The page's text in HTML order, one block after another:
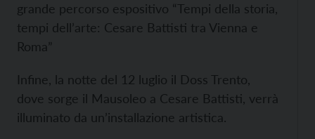
grande percorso espositivo “Tempi della storia,
tempi dell’arte: Cesare Battisti tra Vienna e
Roma”
Infine, la notte del 12 luglio il Doss Trento,
dove sorge il Mausoleo a Cesare Battisti, verrà
illuminato da un’installazione artistica.